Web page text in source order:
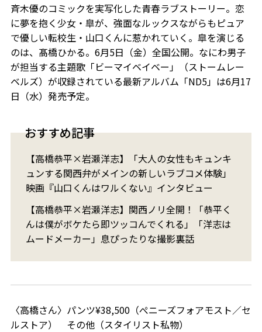
斉木優のコミックを実写化した青春ラブストーリー。恋
に夢を抱く少女・皐が、強面なルックスながらもピュア
で優しい転校生・山口くんに惹かれていく。皐を演じる
のは、髙橋ひかる。6月5日（金）全国公開。なにわ男子
が担当する主題歌「ビーマイベイベー」（ストームレー
ベルズ）が収録されている最新アルバム「ND5」は6月17
日（水）発売予定。
おすすめ記事
【高橋恭平×岩瀬洋志】「大人の女性もキュンキ
ュンする関西弁がメインの新しいラブコメ体験」
映画『山口くんはワルくない』インタビュー
【高橋恭平×岩瀬洋志】関西ノリ全開！「恭平く
んは僕がボケたら即ツッコんでくれる」「洋志は
ムードメーカー」息ぴったりな撮影裏話
〈高橋さん〉パンツ¥38,500（ぺニーズフォアモスト／セ
ルストア） その他（スタイリスト私物）